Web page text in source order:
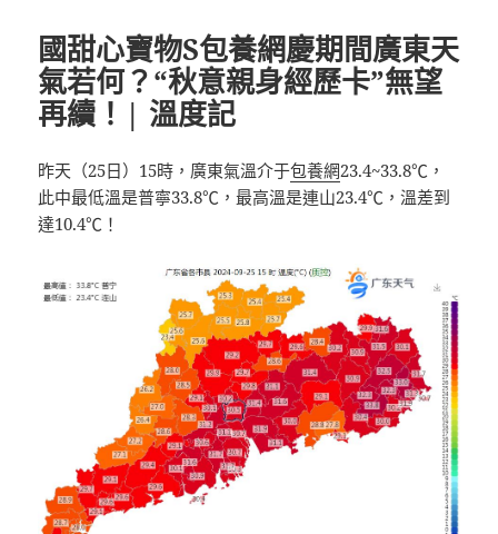
國甜心寶物S包養網慶期間廣東天
氣若何？“秋意親身經歷卡”無望
再續！| 溫度記
昨天（25日）15時，廣東氣溫介于包養網23.4~33.8℃，
此中最低溫是普寧33.8℃，最高溫是連山23.4℃，溫差到
達10.4℃！